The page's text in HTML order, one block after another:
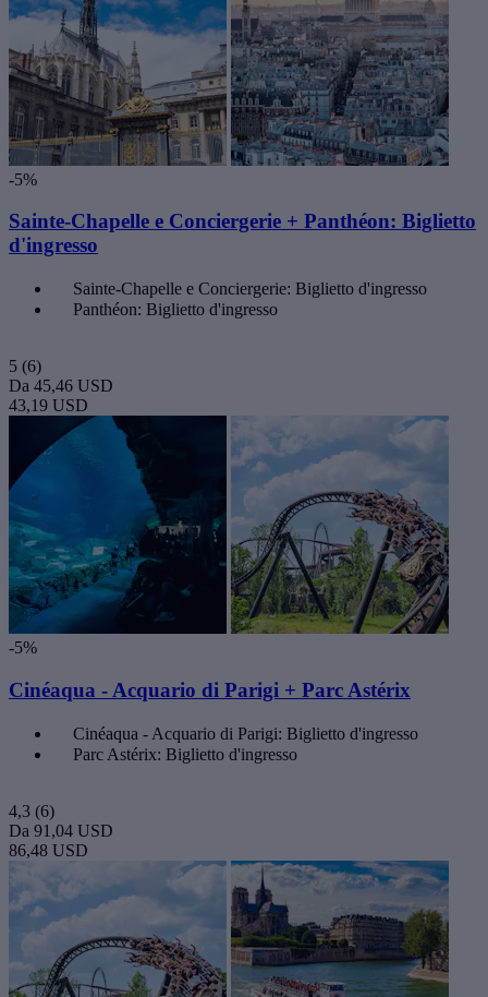
-5%
Sainte-Chapelle e Conciergerie + Panthéon: Biglietto
d'ingresso
Sainte-Chapelle e Conciergerie: Biglietto d'ingresso
Panthéon: Biglietto d'ingresso
5 (6)
Da 45,46 USD
43,19 USD
-5%
Cinéaqua - Acquario di Parigi + Parc Astérix
Cinéaqua - Acquario di Parigi: Biglietto d'ingresso
Parc Astérix: Biglietto d'ingresso
4,3 (6)
Da 91,04 USD
86,48 USD